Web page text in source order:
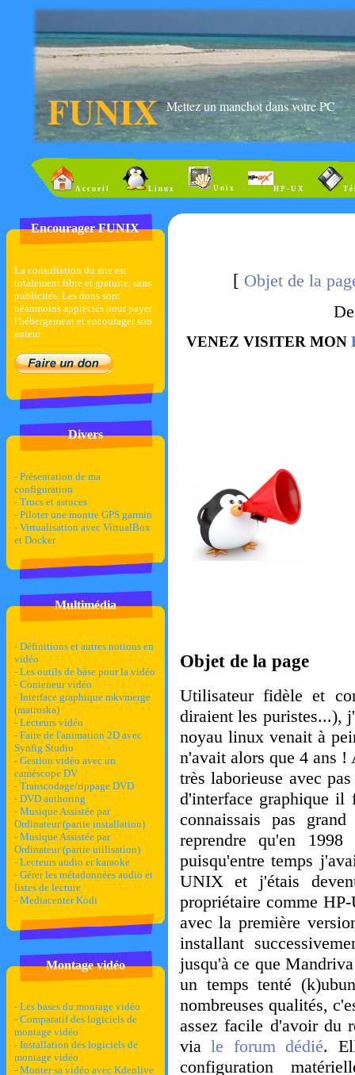
FUNIX Mettez un manchot dans votre PC
Accueil Linux Unix HP-UX
Encourager FUNIX
La consultation du site est
totalement libre et gratuite, sans
publicités. Les dons sont
néanmoins appréciés pour payer
l'hébergement et encourager son
auteur
Divers
- Présentation de ma
configuration
- Trucs et astuces
- Piloter une montre GPS garmin
- Virtualisation avec VirtualBox
et Docker
Multimédia
- Définitions et autres notions en
vidéo
- Les outils de base pour la vidéo
- Conteneur vidéo
- Interface graphique mkvmerge
(matroska)
- Lecteurs vidéo
- Faire de l'animation 2D avec
Synfig Studio
- Gestion vidéo avec un
caméscope DV
- Transcodage/rippage DVD
- DVD authoring
- Musique Assistée par
Ordinateur (partie installation)
- Musique Assistée par
Ordinateur (partie utilisation)
- Lecteurs audio et karaoke
- Gérer les métadonnées audio et
listes de lecture
- Mediacenter Kodi
Montage vidéo
- Les bases du montage vidéo
- Comparatif des logiciels de
montage vidéo
- Installation des logiciels de
montage vidéo
- Monter sa vidéo avec Kdenlive
[ Objet de la
VENEZ VISITER MON
Objet de la page
Utilisateur fidèle et
diraient les puristes...),
noyau linux venait à
n'avait alors que 4 ans
très laborieuse avec
d'interface graphique il
connaissais pas
reprendre qu'en
puisqu'entre temps
UNIX et j'étais
propriétaire comme
avec la première
installant
jusqu'à ce que
un temps tenté
nombreuses qualités,
assez facile d'avoir du
viale forum dédié.
configuration